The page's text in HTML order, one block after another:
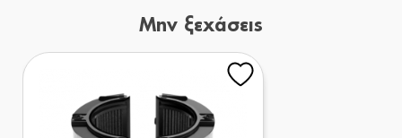
Μην ξεχάσεις